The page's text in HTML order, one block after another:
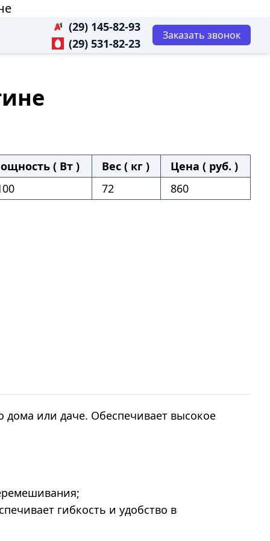
(29) 145-82-93
(29) 531-82-23
Заказать звонок
( Вт ) Вес ( кг )
Цена ( руб. )
72 860
дома или даче. Обеспечивает высокое
гибкость и удобство в